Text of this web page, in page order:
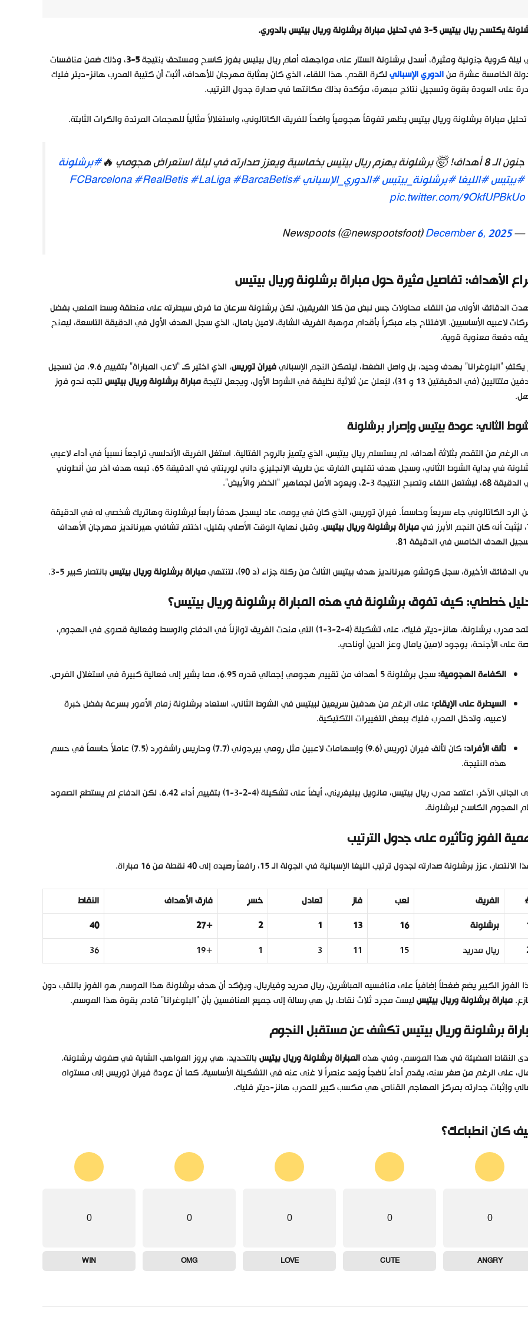
يكتسح ريال بيتيس 5-3 في تحليل مباراة برشلونة وريال بيتيس بالدوري.
ليلة كروية جنونية ومثيرة، أسدل برشلونة الستار على مواجهته أمام ريال بيتيس بفوز كاسح ومستحق بنتيجة5-3
، وذلك ضمن منافسات
الخامسة عشرة منالدوري الإسبانيلكرة القدم. هذا اللقاء، الذي كان بمثابة مهرجان للأهداف، أثبت أن كتيبة المدرب هانز-ديتر فليك
على العودة بقوة وتسجيل نتائج مبهرة، مؤكدة بذلك مكانتها في صدارة جدول الترتيب.
مباراة برشلونة وريال بيتيس يظهر تفوقاً هجومياً واضحاً للفريق الكاتالوني، واستغلالاً مثالياً للهجمات المرتدة والكرات الثابتة.
جنون الـ 8 أهداف! 🤯 برشلونة يهزم ريال بيتيس بخماسية ويعزز صدارته في ليلة استعراض هجومي 🔥
#برشلونة
#بيتيس#الليغا#برشلونة_بيتيس#الدوري_الإسباني#FCBarcelona
#RealBetis#LaLiga#BarcaBetis
pic.twitter.com/9OkfUPBkUo
— Newspoots (@newspootsfoot)
December 6, 2025
الأهداف: تفاصيل مثيرة حول مباراة برشلونة وريال بيتيس
الدقائق الأولى من اللقاء محاولات جس نبض من كلا الفريقين، لكن برشلونة سرعان ما فرض سيطرته على منطقة وسط الملعب بفضل
لاعبيه الأساسيين. الافتتاح جاء مبكراً بأقدام موهبة الفريق الشابة، لامين يامال، الذي سجل الهدف الأول في الدقيقة التاسعة، ليمنح
دفعة معنوية قوية.
“البلوغرانا” بهدف وحيد، بل واصل الضغط، ليتمكن النجم الإسبانيفيران توريس
، الذي اختير كـ “لاعب المباراة” بتقييم 9.6، من تسجيل
(في الدقيقتين 13 و 31)، ليُعلن عن ثلاثية نظيفة في الشوط الأول، ويجعل نتيجة
مباراة برشلونة وريال بيتيستتجه نحو فوز
الثاني: عودة بيتيس وإصرار برشلونة
الرغم من التقدم بثلاثة أهداف، لم يستسلم ريال بيتيس، الذي يتميز بالروح القتالية. استغل الفريق الأندلسي تراجعاً نسبياً في أداء لاعبي
برشلونة في بداية الشوط الثاني، وسجل هدف تقليص الفارق عن طريق الإنجليزي داني لورينتي في الدقيقة 65، تبعه هدف آخر من أنطوني
اللقاء وتصبح النتيجة 3-2، ويعود الأمل لجماهير “الخضر والأبيض”.
الرد الكاتالوني جاء سريعاً وحاسماً. فيران توريس، الذي كان في يومه، عاد ليسجل هدفاً رابعاً لبرشلونة وهاتريك شخصي له في الدقيقة
في
مباراة برشلونة وريال بيتيس. وقبل نهاية الوقت الأصلي بقليل، اختتم تشافي هيرنانديز مهرجان الأهداف
الهدف الخامس في الدقيقة 81.
الدقائق الأخيرة، سجل كوتشو هيرنانديز هدف بيتيس الثالث من ركلة جزاء (د 90)، لتنتهي
مباراة برشلونة وريال بيتيسبانتصار كبير 5-3.
خططي: كيف تفوق برشلونة في هذهالمباراة برشلونة وريال بيتيس؟
اعتمد مدرب برشلونة، هانز-ديتر فليك، على تشكيلة (4-2-3-1) التي منحت الفريق توازناً في الدفاع والوسط وفعالية قصوى في الهجوم،
على الأجنحة، بوجود لامين يامال وعز الدين أوناحي.
الكفاءة الهجومية:سجل برشلونة 5 أهداف من تقييم هجومي إجمالي قدره 6.95، مما يشير إلى فعالية كبيرة في استغلال الفرص.
السيطرة على الإيقاع: على الرغم من هدفين سريعين لبيتيس في الشوط الثاني، استعاد برشلونة زمام الأمور بسرعة بفضل خبرة
لاعبيه، وتدخل المدرب فليك ببعض التغييرات التكتيكية.
تألق الأفراد:
كان تألق فيران توريس (9.6) وإسهامات لاعبين مثل رومي بيرجوني (7.7) وحاريس راشفورد (7.5) عاملاً حاسماً في حسم
هذه النتيجة.
على الجانب الآخر، اعتمد مدرب ريال بيتيس، مانويل بيليغريني، أيضاً على تشكيلة (4-2-3-1) بتقييم أداء 6.42، لكن الدفاع لم يستطع الصمود
الهجوم الكاسح لبرشلونة.
الفوز وتأثيره على جدول الترتيب
الانتصار، عزز برشلونة صدارته لجدول ترتيب الليغا الإسبانية في الجولة الـ 15، رافعاً رصيده إلى 40 نقطة من 16 مباراة.
الفريق لعب فاز تعادل خسر فارق الأهداف
النقاط
برشلونة 16
13
1
2
+27
40
ريال مدريد 15
11
3
1
+19
36
الفوز الكبير يضع ضغطاً إضافياً على منافسيه المباشرين، ريال مدريد وفياريال، ويؤكد أن هدف برشلونة هذا الموسم هو الفوز باللقب دون
مباراة برشلونة وريال بيتيسليست مجرد ثلاث نقاط، بل هي رسالة إلى جميع المنافسين بأن “البلوغرانا” قادم بقوة هذا الموسم.
برشلونة وريال بيتيستكشف عن مستقبل النجوم
النقاط المضيئة في هذا الموسم، وفي هذهالمباراة برشلونة وريال بيتيسبالتحديد، هي بروز المواهب الشابة في صفوف برشلونة.
على الرغم من صغر سنه، يقدم أداءً ناضجاً ويُعد عنصراً لا غنى عنه في التشكيلة الأساسية. كما أن عودة فيران توريس إلى مستواه
وإثبات جدارته بمركز المهاجم القناص هي مكسب كبير للمدرب هانز-ديتر فليك.
كان انطباعك؟
0
ANGRY
0
CUTE
0
LOVE
0
OMG
0
WIN